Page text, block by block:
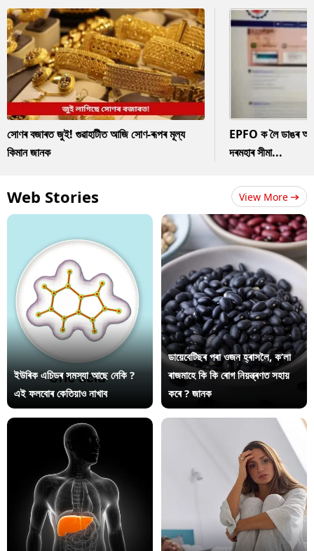
সোণৰ বজাৰত জুই! গুৱাহাটীত আজি সোণ-ৰূপৰ মূল্য
কিমান জানক
EPFO ক লৈ ডাঙৰ
দৰমহাৰ সীমা...
Web Stories View More
ইউৰিক এচিডৰ সমস্যা আছে নেকি ?
এই ফলবোৰ কেতিয়াও নাখাব
ডায়েবেটিছৰ পৰা ওজন হ্ৰাসলৈ, ক’লা
ৰাজমাহে কি কি ৰোগ নিয়ন্ত্ৰণত সহায়
কৰে ? জানক